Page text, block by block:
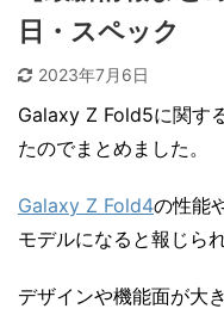
日・スペック
2023年7月6日
Galaxy Z Fold5に関す
たのでまとめました。
Galaxy Z Fold4の性能
モデルになると報じら
デザインや機能面が大